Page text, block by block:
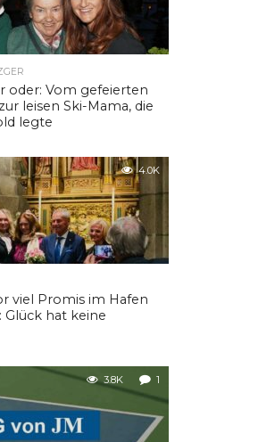
oder: Vom gefeierten
leisen Ski-Mama, die
legte
4.0K
viel Promis im Hafen
Glück hat keine
3.8K 1